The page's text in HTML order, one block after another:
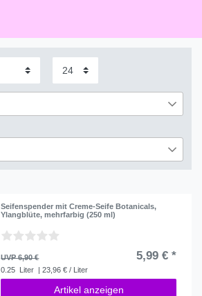
€
Seifenspender mit Creme-Seife Botanicals,
Ylangblüte, mehrfarbig (250 ml)
UVP 6,90 € 5,99 € *
0.25 Liter | 23,96 € / Liter
Artikel anzeigen